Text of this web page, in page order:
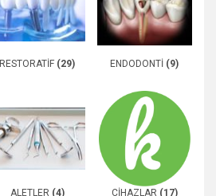
RESTORATİF (29) ENDODONTİ (9)
ALETLER (4) CİHAZLAR (17)